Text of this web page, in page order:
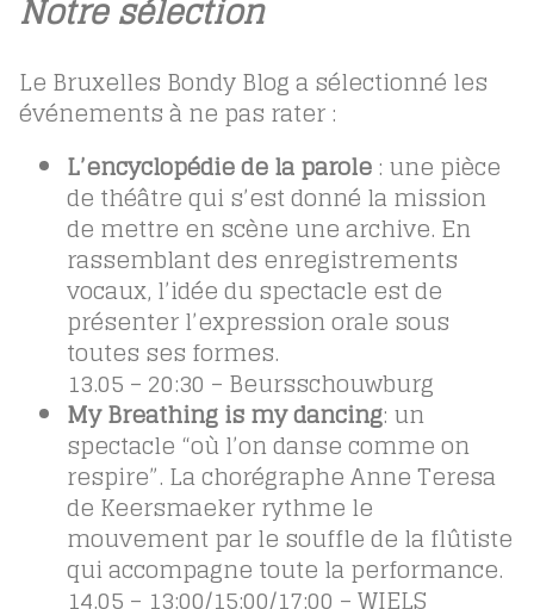
Notre sélection
Le Bruxelles Bondy Blog a sélectionné les
événements à ne pas rater :
L’encyclopédie de la parole: une pièce
de théâtre qui s’est donné la mission
de mettre en scène une archive. En
rassemblant des enregistrements
vocaux, l’idée du spectacle est de
présenter l’expression orale sous
toutes ses formes.
13.05 – 20:30 – Beursschouwburg
My Breathing is my dancing: un
spectacle “où l’on danse comme on
respire”. La chorégraphe Anne Teresa
de Keersmaeker rythme le
mouvement par le souffle de la flûtiste
qui accompagne toute la performance.
14.05 – 13:00/15:00/17:00 – WIELS